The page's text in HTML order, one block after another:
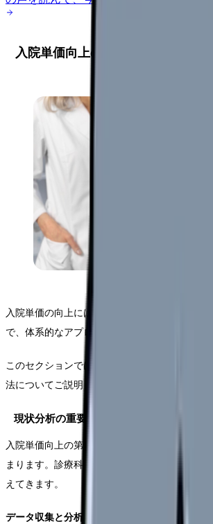
入院単価向上の基本戦略
入院単価の向上には、現状分析から目標設定、
で、体系的なアプローチが必要です。
このセクションでは、効果的な戦略立案と実
法についてご説明します。
現状分析の重要性
入院単価向上の第一歩は、自院の現状を正確
まります。診療科別、病棟別の詳細な分析に
えてきます。
データ収集と分析手法